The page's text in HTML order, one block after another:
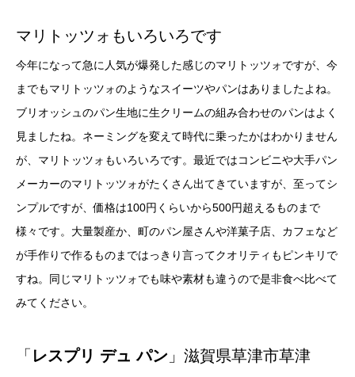
マリトッツォもいろいろです
今年になって急に人気が爆発した感じのマリトッツォですが、今
までもマリトッツォのようなスイーツやパンはありましたよね。
ブリオッシュのパン生地に生クリームの組み合わせのパンはよく
見ましたね。ネーミングを変えて時代に乗ったかはわかりません
が、マリトッツォもいろいろです。最近ではコンビニや大手パン
メーカーのマリトッツォがたくさん出てきていますが、至ってシ
ンプルですが、価格は100円くらいから500円超えるものまで
様々です。大量製産か、町のパン屋さんや洋菓子店、カフェなど
が手作りで作るものまではっきり言ってクオリティもピンキリで
すね。同じマリトッツォでも味や素材も違うので是非食べ比べて
みてください。
「 レスプリ デュ パン 」滋賀県草津市草津